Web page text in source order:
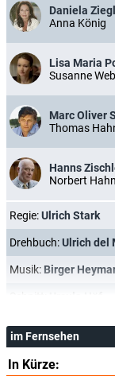
Daniela
Anna König
Lisa Maria
Susanne
Marc Oliver
Thomas
Hanns
Norbert Hahn
Regie:Ulrich Stark
Drehbuch:Ulrich del
Musik: Birger
im Fernsehen
In Kürze: